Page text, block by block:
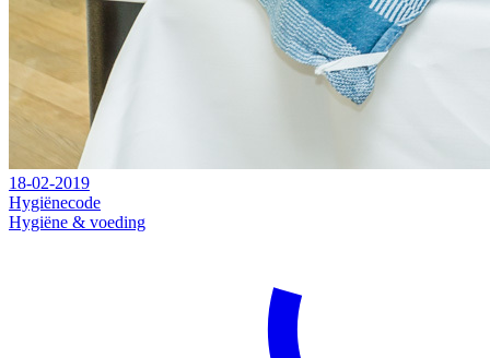
18-02-2019
Hygiënecode
Hygiëne & voeding